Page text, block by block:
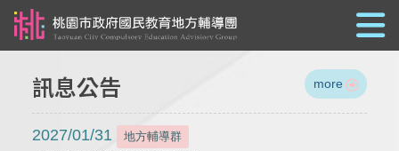
訊息公告 more
2027/01/31 地方輔導群